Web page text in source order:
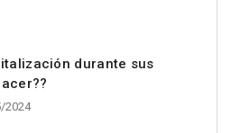
durante sus
2024